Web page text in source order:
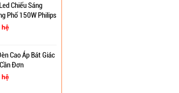
Chiếu Sáng
Phố 150W Philips
Cao Áp Bát Giác
Đơn
Tín Hiệu Chớp